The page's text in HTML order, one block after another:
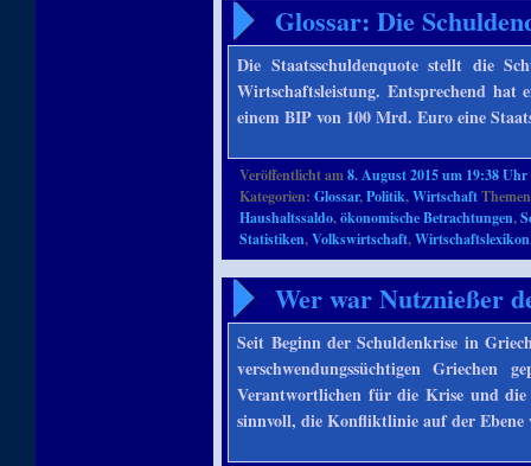
Glossar: Die
Die Staatsschuldenquote stellt die
Wirtschaftsleistung. Entsprechend
einem BIP von 100 Mrd. Euro eine
Veröffentlicht am8. August 2015 um 19:38 Uhr
Kategorien:Glossar,Politik,Wirtschaft
Haushaltssaldo,ökonomische Betrachtungen,
Statistiken,Volkswirtschaft,Wirtschaftslexikon
Wer war Nutznießer
Seit Beginn der Schuldenkrise in
verschwendungssüchtigen
Verantwortlichen für die Krise und
sinnvoll, die Konfliktlinie auf der Ebene